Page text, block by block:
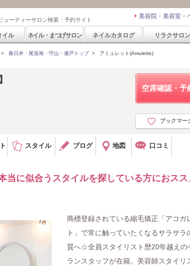
ューティーサロン検索・予約サイト 美容院・美容室・
イル ネイル・まつげサロン ネイルカタログ リラクサロン
春日井・尾張旭・守山・瀬戸トップ> アミュレット(Amulette)
空席確認・予
ブックマー
スタイル ブログ 地図 口コミ
当に似合うスタイルを探している方におスス
商標登録されている縮毛矯正「アコガ
ト」で常に触っていたくなるサラサラ
質へ☆全員スタイリスト歴20年越えの
ランスタッフが在籍。美容師スタイリ